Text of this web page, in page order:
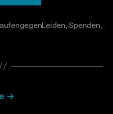
135.
,Spenden,
→